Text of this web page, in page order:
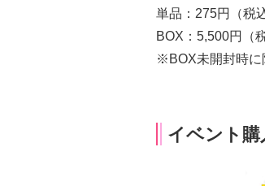
単品：275円（税
BOX：5,500円（
※BOX未開封時に
イベント